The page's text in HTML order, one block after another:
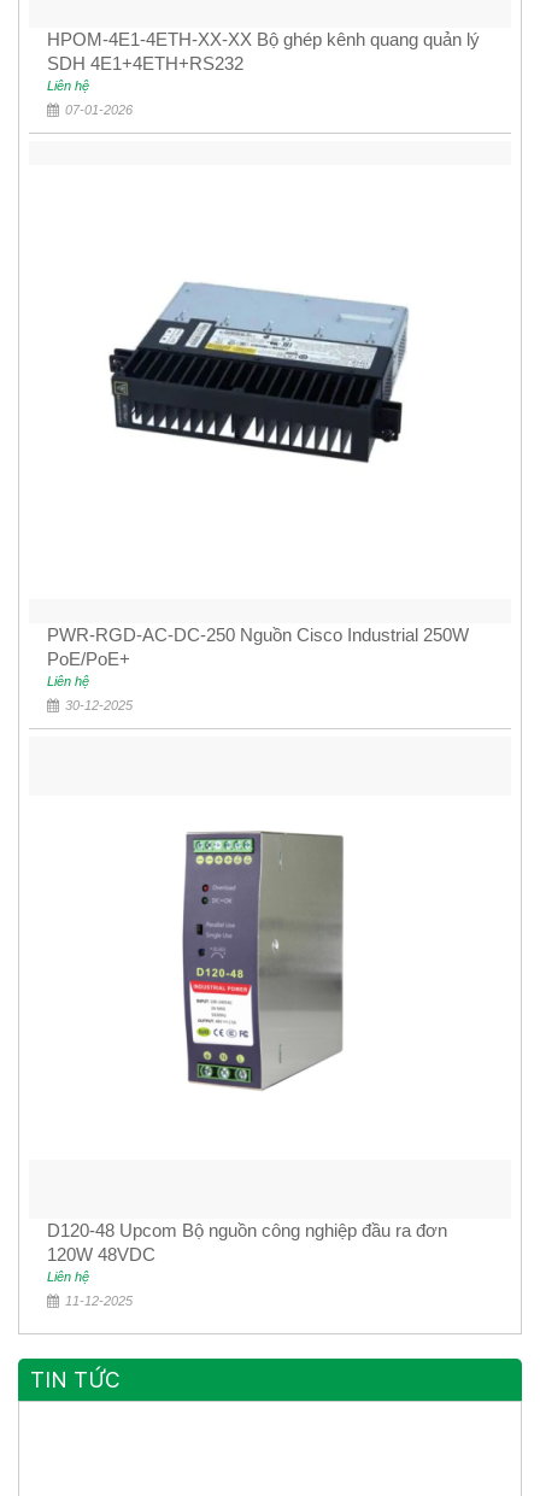
HPOM-4E1-4ETH-XX-XX Bộ ghép kênh quang quản lý
SDH 4E1+4ETH+RS232
Liên hệ
07-01-2026
PWR-RGD-AC-DC-250 Nguồn Cisco Industrial 250W
PoE/PoE+
Liên hệ
30-12-2025
D120-48 Upcom Bộ nguồn công nghiệp đầu ra đơn
120W 48VDC
Liên hệ
11-12-2025
TIN TỨC